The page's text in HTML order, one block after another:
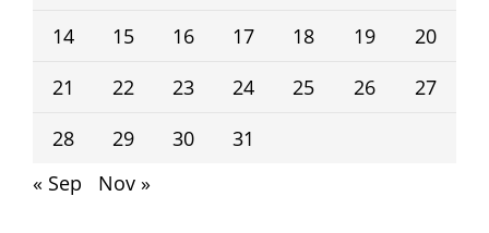
14
15 16 17 18 19
20
21
22 23 24 25 26
27
28
29 30
31
« Sep
Nov »